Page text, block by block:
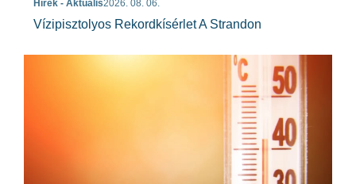
Hírek - Aktuális2026. 08. 06.
Vízipisztolyos Rekordkísérlet A Strandon